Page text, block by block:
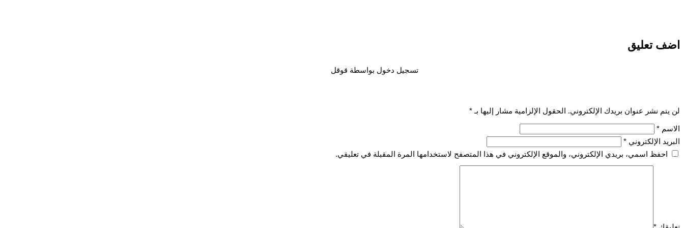
اضف تعليق
تسجيل دخول بواسطة قوقل
لن يتم نشر عنوان بريدك الإلكتروني. الحقول الإلزامية مشار إليها بـ *
الاسم *
البريد الإلكتروني *
احفظ اسمي، بريدي الإلكتروني، والموقع الإلكتروني في هذا المتصفح لاستخدامها المرة المقبلة في تعليقي.